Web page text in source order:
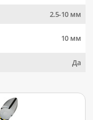
2.5-10 мм
10 мм
Да